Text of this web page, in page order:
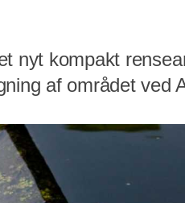
nyt kompakt
af området ved